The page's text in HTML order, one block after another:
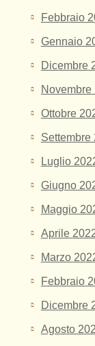
Febbraio
Gennaio
Dicembre
Novembre
Ottobre
Settembre
Luglio
Giugno
Maggio
Aprile
Marzo
Febbraio
Dicembre
Agosto